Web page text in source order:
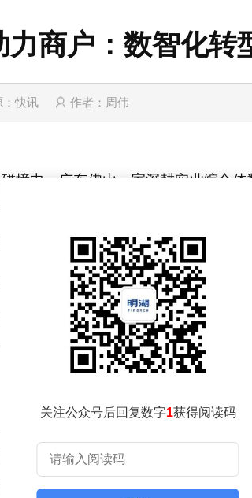
力商户：数智化
：快讯 作者：周伟
撞中，广东佛山一家深耕实业综合
破经营瓶颈。通过搭建数字化经营
经济注入新动能。
老档口主曾因隔壁年轻商户的营业
两成。这一转变让老档口主意识到，
定制的数字化方案，不仅打通了线
线上商城后，三个月内线上订单占
展了销售半径，还通过会员管理功
上展示页承接的询盘量，已超过传统
关注公众号后回复数字1获得阅读码